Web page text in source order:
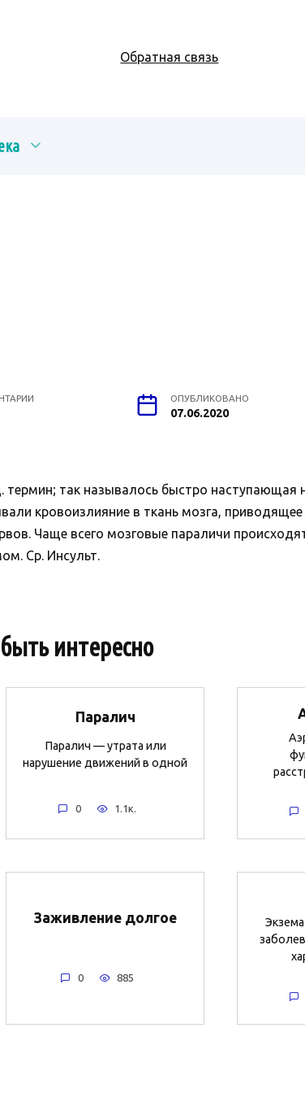
Обратная связь
ОПУБЛИКОВАНО
07.06.2020
так называлось быстро наступающая
кровоизлияние в ткань мозга, приводящее
Чаще всего мозговые параличи
Ср. Инсульт.
интересно
Паралич
Паралич — утрата или
нарушение движений в одной
0 1.1к.
Заживление долгое
0 885